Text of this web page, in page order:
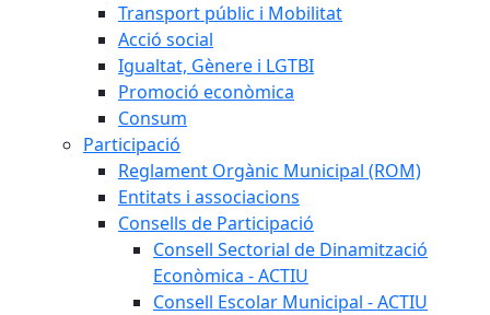
Transport públic i Mobilitat
Acció social
Igualtat, Gènere i LGTBI
Promoció econòmica
Consum
Participació
Reglament Orgànic Municipal (ROM)
Entitats i associacions
Consells de Participació
Consell Sectorial de Dinamització
Econòmica - ACTIU
Consell Escolar Municipal - ACTIU